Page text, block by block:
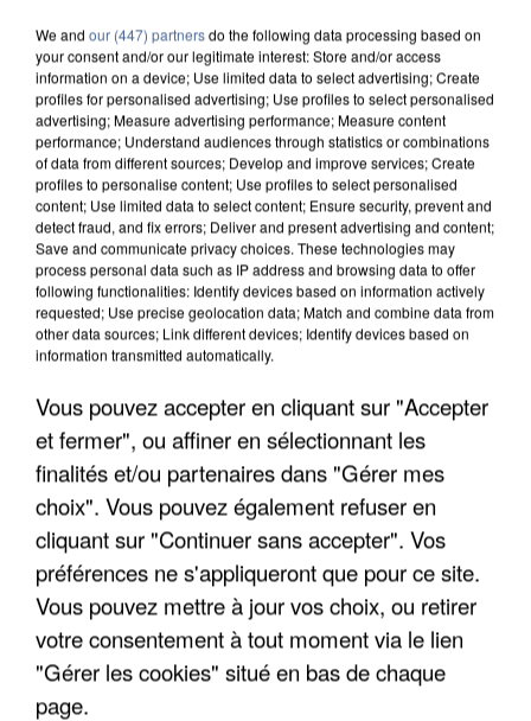
APRÈS TOUTES CES CANICULES, LES REFUGES
DE FAUNE SAUVAGE SONT...
We and our (447) partnersdo the following data processing based on
your consent and/or our legitimate interest: Store and/or access
information on a device; Use limited data to select advertising; Create
profiles for personalised advertising; Use profiles to select personalised
advertising; Measure advertising performance; Measure content
performance; Understand audiences through statistics or combinations
of data from different sources; Develop and improve services; Create
profiles to personalise content; Use profiles to select personalised
content; Use limited data to select content; Ensure security, prevent and
detect fraud, and fix errors; Deliver and present advertising and content;
Save and communicate privacy choices. These technologies may
process personal data such as IP address and browsing data to offer
following functionalities: Identify devices based on information actively
requested; Use precise geolocation data; Match and combine data from
other data sources; Link different devices; Identify devices based on
information transmitted automatically.
Vous pouvez accepter en cliquant sur "Accepter
et fermer", ou affiner en sélectionnant les
finalités et/ou partenaires dans "Gérer mes
choix". Vous pouvez également refuser en
cliquant sur "Continuer sans accepter". Vos
préférences ne s'appliqueront que pour ce site.
Vous pouvez mettre à jour vos choix, ou retirer
votre consentement à tout moment via le lien
"Gérer les cookies" situé en bas de chaque
page.